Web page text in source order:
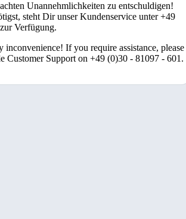
Unannehmlichkeiten zu entschuldigen!
steht Dir unser Kundenservice unter +49
Verfügung.
inconvenience! If you require assistance, please
Customer Support on +49 (0)30 - 81097 - 601.